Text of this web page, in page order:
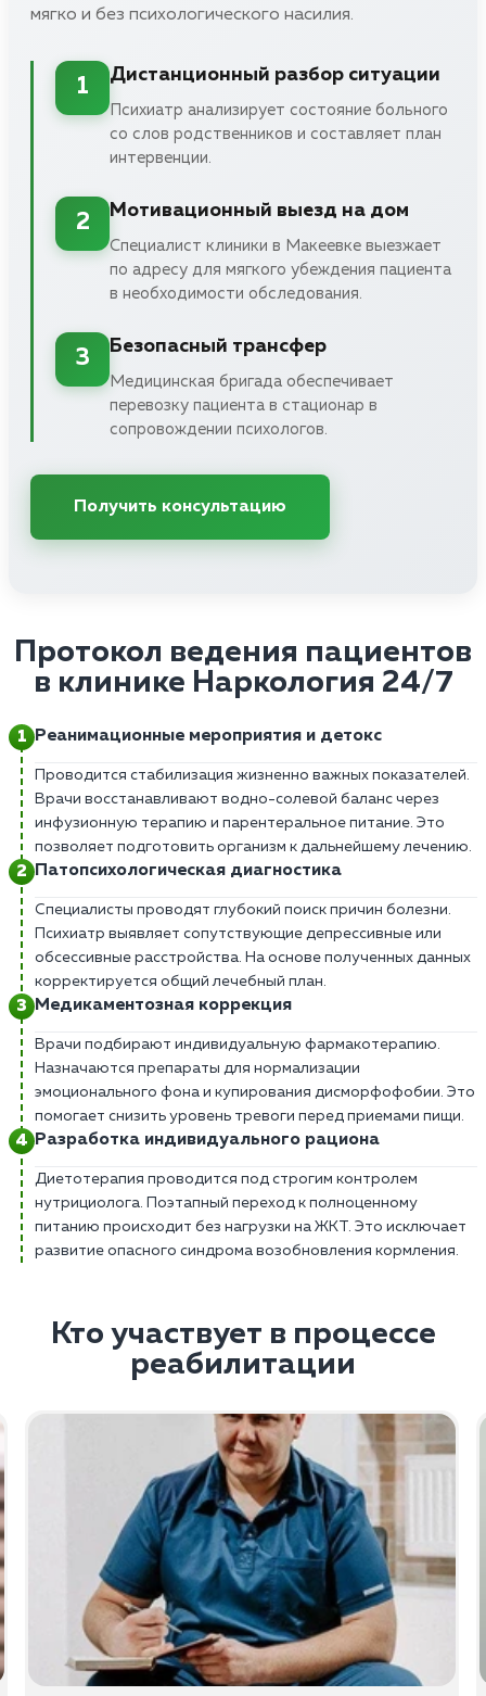
мягко и без психологического насилия.
1
Дистанционный разбор ситуации
Психиатр анализирует состояние больного
со слов родственников и составляет план
интервенции.
2
Мотивационный выезд на дом
Специалист клиники в Макеевке выезжает
по адресу для мягкого убеждения пациента
в необходимости обследования.
3
Безопасный трансфер
Медицинская бригада обеспечивает
перевозку пациента в стационар в
сопровождении психологов.
Получить консультацию
Протокол ведения пациентов
в клинике Наркология 24/7
Реанимационные мероприятия и детокс
Проводится стабилизация жизненно важных показателей.
Врачи восстанавливают водно-солевой баланс через
инфузионную терапию и парентеральное питание. Это
позволяет подготовить организм к дальнейшему лечению.
Патопсихологическая диагностика
Специалисты проводят глубокий поиск причин болезни.
Психиатр выявляет сопутствующие депрессивные или
обсессивные расстройства. На основе полученных данных
корректируется общий лечебный план.
Медикаментозная коррекция
Врачи подбирают индивидуальную фармакотерапию.
Назначаются препараты для нормализации
эмоционального фона и купирования дисморфофобии. Это
помогает снизить уровень тревоги перед приемами пищи.
Разработка индивидуального рациона
Диетотерапия проводится под строгим контролем
нутрициолога. Поэтапный переход к полноценному
питанию происходит без нагрузки на ЖКТ. Это исключает
развитие опасного синдрома возобновления кормления.
Кто участвует в процессе
реабилитации